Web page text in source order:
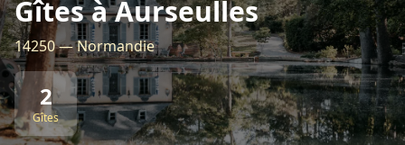
Gîtes à Aurseulles
14250 — Normandie
2
Gîtes